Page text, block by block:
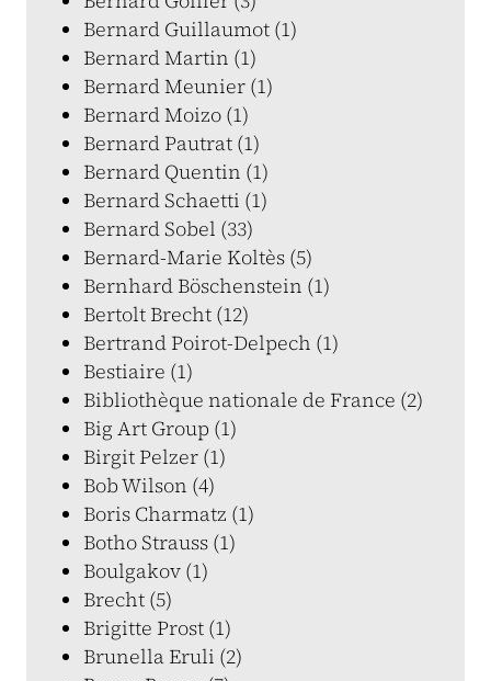
Bernard Guillaumot (1)
Bernard Martin (1)
Bernard Meunier (1)
Bernard Moizo (1)
Bernard Pautrat (1)
Bernard Quentin (1)
Bernard Schaetti (1)
Bernard Sobel (33)
Bernard-Marie Koltès (5)
Bernhard Böschenstein (1)
Bertolt Brecht (12)
Bertrand Poirot-Delpech (1)
Bestiaire (1)
Bibliothèque nationale de France (2)
Big Art Group (1)
Birgit Pelzer (1)
Bob Wilson (4)
Boris Charmatz (1)
Botho Strauss (1)
Boulgakov (1)
Brecht (5)
Brigitte Prost (1)
Brunella Eruli (2)